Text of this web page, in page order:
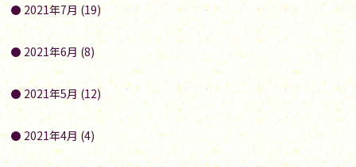
2021年7月 (19)
2021年6月 (8)
2021年5月 (12)
2021年4月 (4)